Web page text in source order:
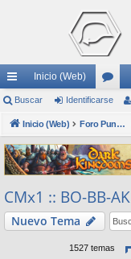
nl
ac
es
rá
pi
do
Inicio (Web)
or
os
Buscar Identificarse
Inicio (Web) Foro Punta de Lanza Wargames
CMx1 :: BO-BB-AK
Nuevo Tema
1527 temas